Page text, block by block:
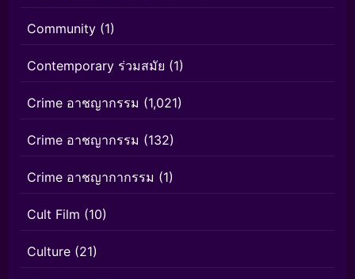
Community (1)
Contemporary ร่วมสมัย (1)
Crime อาชญากรรม (1,021)
Crime อาชญากรรม (132)
Crime อาชญากากรรม (1)
Cult Film (10)
Culture (21)